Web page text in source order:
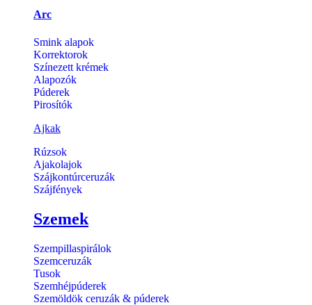
Arc
Smink alapok
Korrektorok
Színezett krémek
Alapozók
Púderek
Pirosítók
Ajkak
Rúzsok
Ajakolajok
Szájkontúrceruzák
Szájfények
Szemek
Szempillaspirálok
Szemceruzák
Tusok
Szemhéjpúderek
Szemöldök ceruzák & púderek